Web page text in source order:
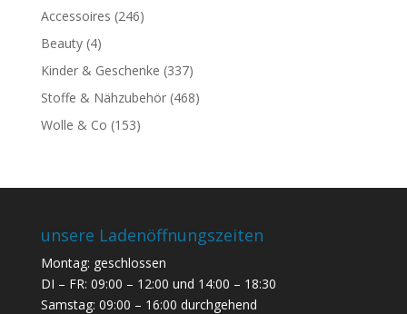
Accessoires (246)
Beauty (4)
Kinder & Geschenke (337)
Stoffe & Nähzubehör (468)
Wolle & Co (153)
unsere Ladenöffnungszeiten
Montag: geschlossen
DI – FR: 09:00 – 12:00 und 14:00 – 18:30
Samstag: 09:00 – 16:00 durchgehend